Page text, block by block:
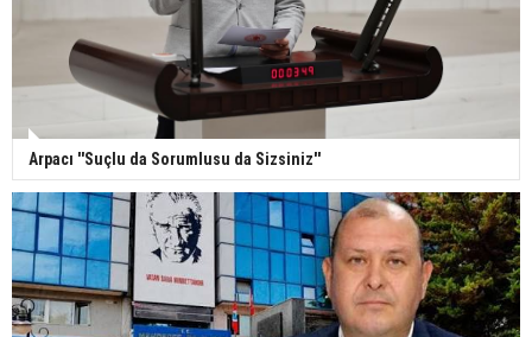
Arpacı ''Suçlu da Sorumlusu da Sizsiniz''